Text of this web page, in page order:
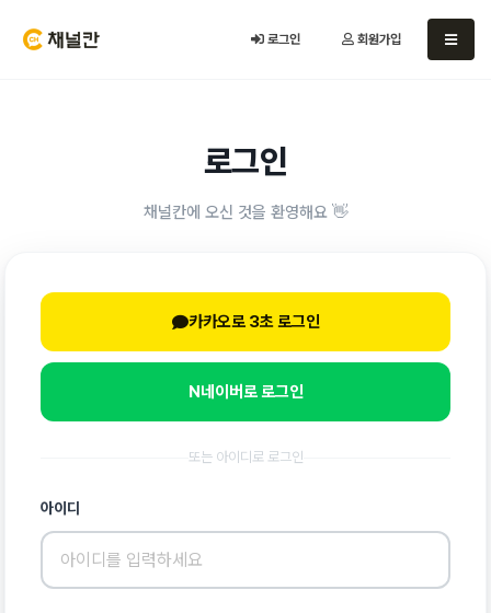
로그인 회원가입
로그인
채널칸에 오신 것을 환영해요 👋
카카오로 3초 로그인
N네이버로 로그인
또는 아이디로 로그인
아이디